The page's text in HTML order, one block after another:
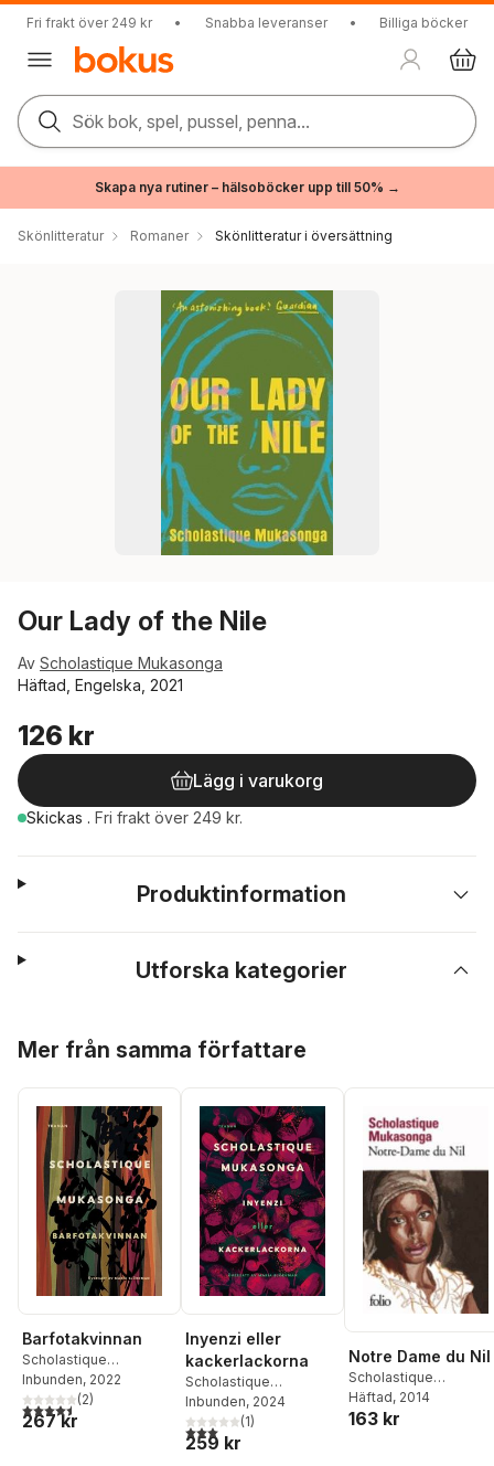
Fri frakt över 249 kr • Snabba leveranser • Billiga böcker
Sök bok, spel, pussel, penna...
Skapa nya rutiner – hälsoböcker upp till 50% →
Skönlitteratur Romaner Skönlitteratur i översättning
Our Lady of the Nile
Av Scholastique Mukasonga
Häftad, Engelska, 2021
126 kr
Lägg i varukorg
Skickas . Fri frakt över 249 kr.
Produktinformation
Utforska kategorier
Mer från samma författare
Barfotakvinnan
Scholastique
Mukasonga
Inbunden, 2022
4,5utav 5 stjärnor. Totalt antal röster:
(2)
267 kr
Inyenzi eller
kackerlackorna
Scholastique
Mukasonga
Inbunden, 2024
3,0utav 5 stjärnor. Totalt antal röster:
(1)
259 kr
Notre Dame du Nil
Scholastique
Mukasonga
Häftad, 2014
163 kr